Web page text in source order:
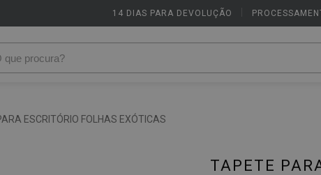
14 DIAS PARA DEVOLUÇÃO
ESCRITÓRIO FOLHAS EXÓTICAS
TAPETE